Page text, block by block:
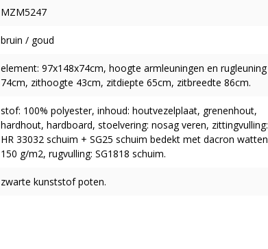
MZM5247
bruin / goud
element: 97x148x74cm, hoogte armleuningen en rugleuning
74cm, zithoogte 43cm, zitdiepte 65cm, zitbreedte 86cm.
stof: 100% polyester, inhoud: houtvezelplaat, grenenhout,
hardhout, hardboard, stoelvering: nosag veren, zittingvulling:
HR 33032 schuim + SG25 schuim bedekt met dacron watten
150 g/m2, rugvulling: SG1818 schuim.
zwarte kunststof poten.